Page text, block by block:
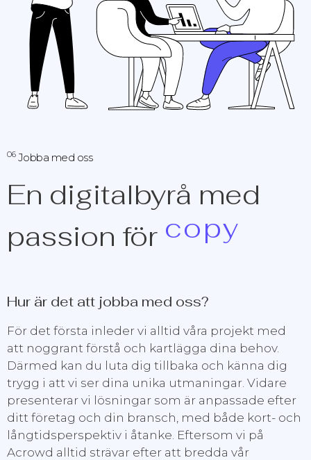
06Jobba med oss
En digitalbyrå med
passion för copy
Hur är det att jobba med oss?
För det första inleder vi alltid våra projekt med
att noggrant förstå och kartlägga dina behov.
Därmed kan du luta dig tillbaka och känna dig
trygg i att vi ser dina unika utmaningar. Vidare
presenterar vi lösningar som är anpassade efter
ditt företag och din bransch, med både kort- och
långtidsperspektiv i åtanke. Eftersom vi på
Acrowd alltid strävar efter att bredda vår